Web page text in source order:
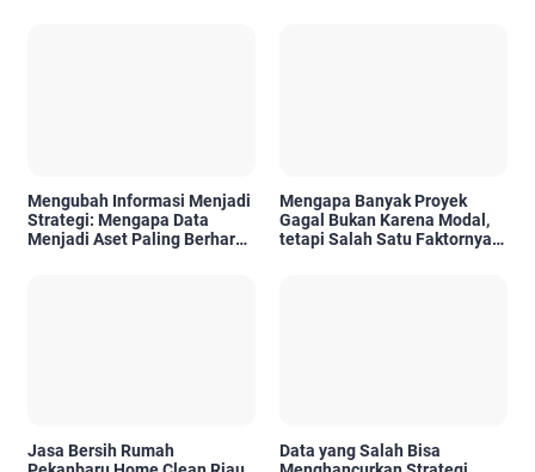
Mengubah Informasi Menjadi
Strategi: Mengapa Data
Menjadi Aset Paling Berharga
Mengapa Banyak Proyek
Gagal Bukan Karena Modal,
tetapi Salah Satu Faktornya
Jasa Bersih Rumah
Data yang Salah Bisa